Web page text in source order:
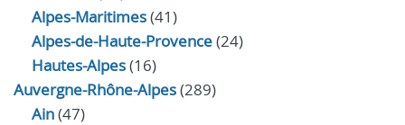
Alpes-Maritimes(41)
Alpes-de-Haute-Provence(24)
Hautes-Alpes(16)
Auvergne-Rhône-Alpes(289)
Ain(47)